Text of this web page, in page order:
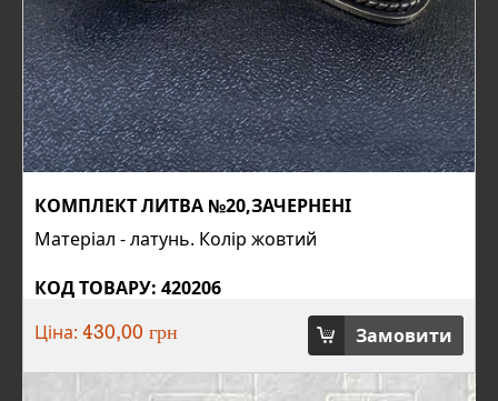
КОМПЛЕКТ ЛИТВА №20,ЗАЧЕРНЕНІ
Матеріал - латунь. Колір жовтий
КОД ТОВАРУ: 420206
Ціна: 430,00 грн Замовити